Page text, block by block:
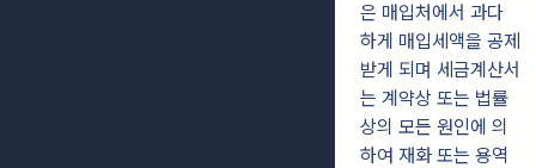
은 매입처에서 과다
하게 매입세액을 공제
받게 되며 세금계산서
는 계약상 또는 법률
상의 모든 원인에 의
하여 재화 또는 용역